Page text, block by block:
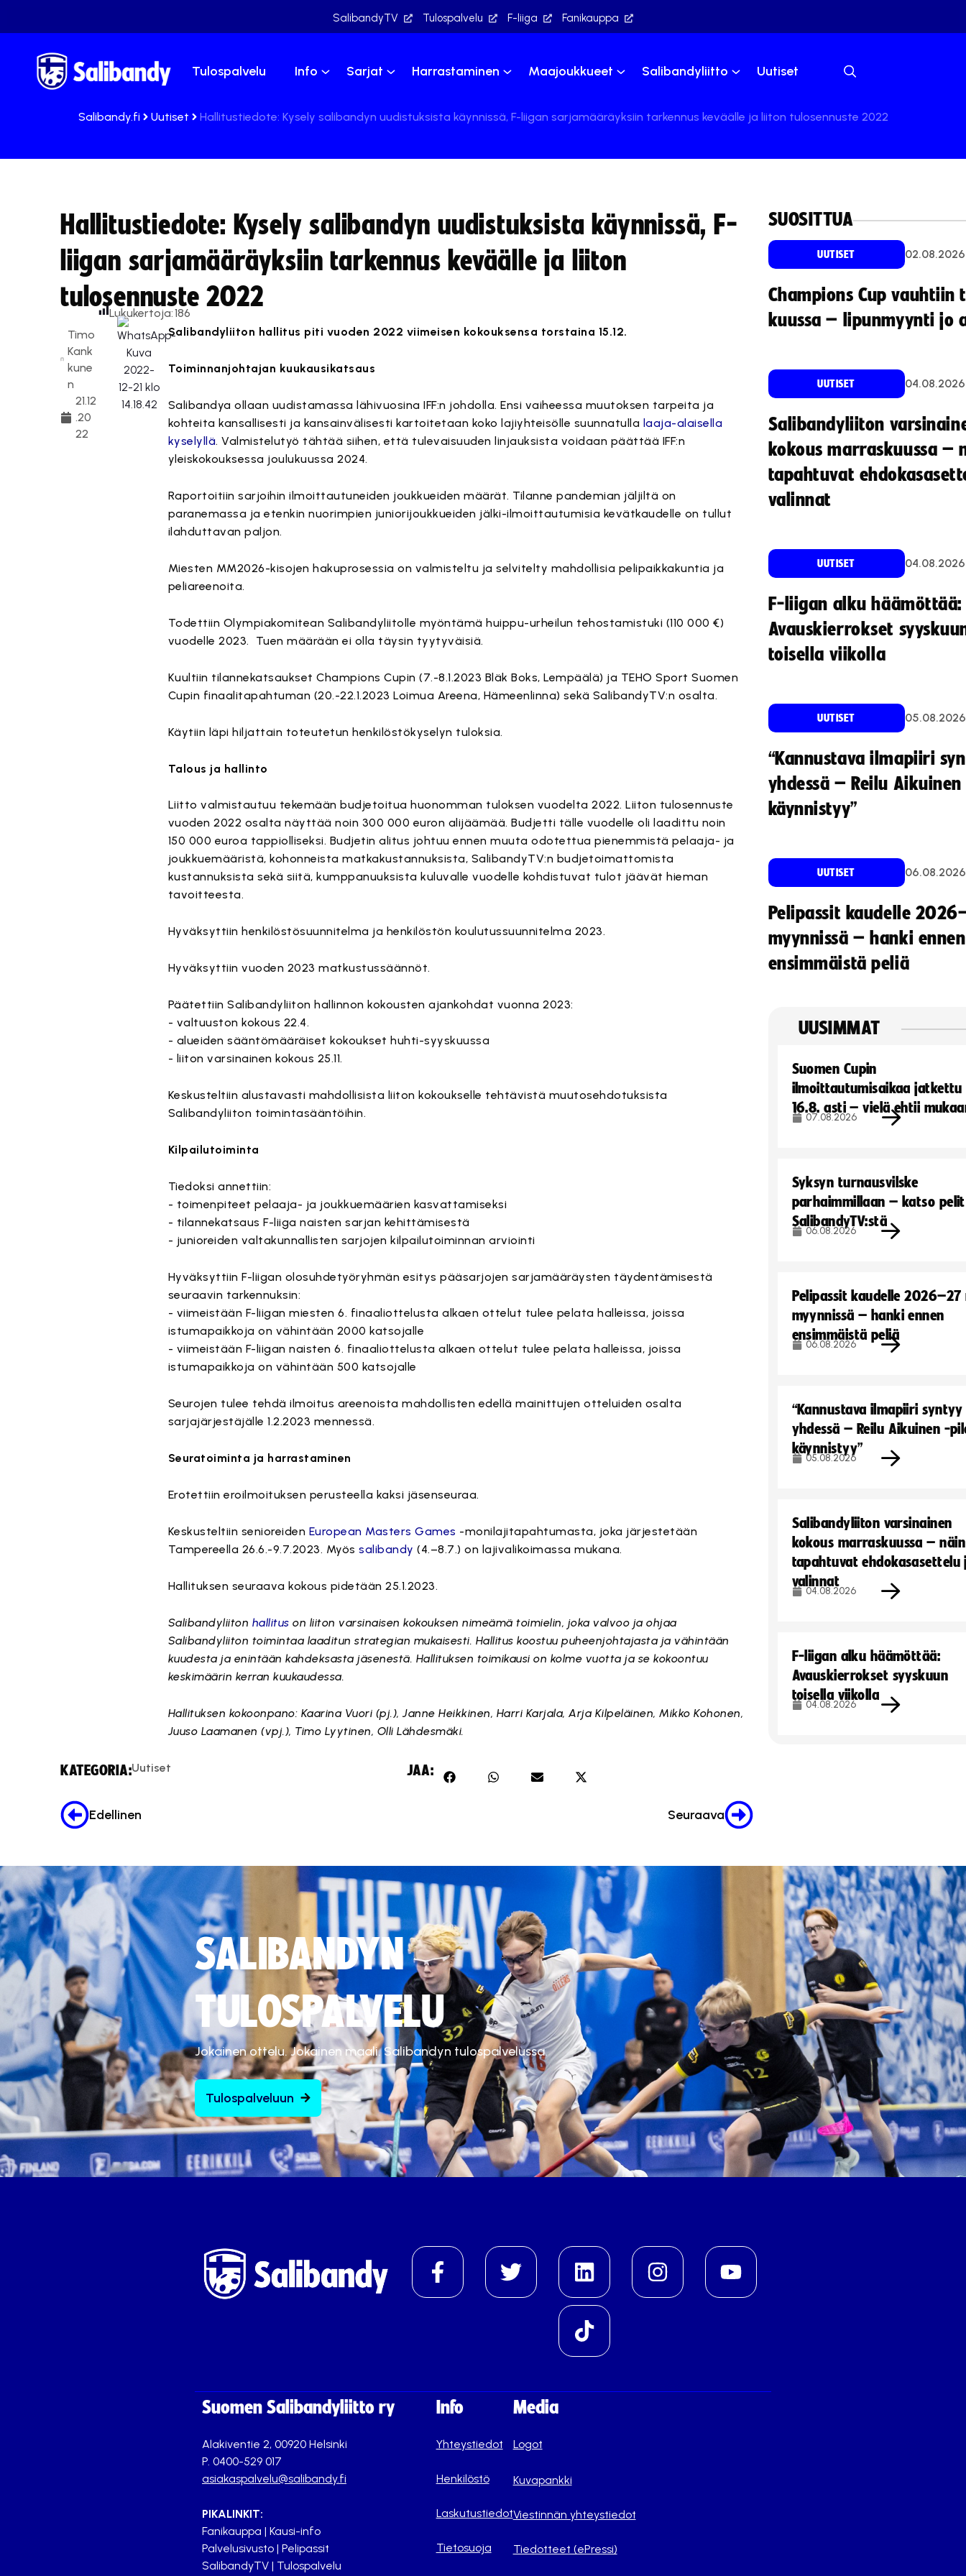
SalibandyTV Tulospalvelu F-liiga Fanikauppa
Tulospalvelu Info Sarjat Harrastaminen Maajoukkueet Salibandyliitto Uutiset
Salibandy.fi Uutiset Hallitustiedote: Kysely salibandyn uudistuksista käynnissä, F-liigan sarjamääräyksiin tarkennus keväälle ja liiton tulosennuste 2022
Hallitustiedote: Kysely salibandyn uudistuksista käynnissä, F-
liigan sarjamääräyksiin tarkennus keväälle ja liiton
tulosennuste 2022
Timo
Kank
kune
n
21.12
.20
22
Lukukertoja:186
Salibandyliiton hallitus piti vuoden 2022 viimeisen kokouksensa torstaina 15.12.
Toiminnanjohtajan kuukausikatsaus
Salibandya ollaan uudistamassa lähivuosina IFF:n johdolla. Ensi vaiheessa muutoksen tarpeita ja
kohteita kansallisesti ja kansainvälisesti kartoitetaan koko lajiyhteisölle suunnatulla laaja-alaisella
kyselyllä. Valmistelutyö tähtää siihen, että tulevaisuuden linjauksista voidaan päättää IFF:n
yleiskokouksessa joulukuussa 2024.
Raportoitiin sarjoihin ilmoittautuneiden joukkueiden määrät. Tilanne pandemian jäljiltä on
paranemassa ja etenkin nuorimpien juniorijoukkueiden jälki-ilmoittautumisia kevätkaudelle on tullut
ilahduttavan paljon.
Miesten MM2026-kisojen hakuprosessia on valmisteltu ja selvitelty mahdollisia pelipaikkakuntia ja
peliareenoita.
Todettiin Olympiakomitean Salibandyliitolle myöntämä huippu-urheilun tehostamistuki (110 000 €)
vuodelle 2023. Tuen määrään ei olla täysin tyytyväisiä.
Kuultiin tilannekatsaukset Champions Cupin (7.-8.1.2023 Bläk Boks, Lempäälä) ja TEHO Sport Suomen
Cupin finaalitapahtuman (20.-22.1.2023 Loimua Areena, Hämeenlinna) sekä SalibandyTV:n osalta.
Käytiin läpi hiljattain toteutetun henkilöstökyselyn tuloksia.
Talous ja hallinto
Liitto valmistautuu tekemään budjetoitua huonomman tuloksen vuodelta 2022. Liiton tulosennuste
vuoden 2022 osalta näyttää noin 300 000 euron alijäämää. Budjetti tälle vuodelle oli laadittu noin
150 000 euroa tappiolliseksi. Budjetin alitus johtuu ennen muuta odotettua pienemmistä pelaaja- ja
joukkuemääristä, kohonneista matkakustannuksista, SalibandyTV:n budjetoimattomista
kustannuksista sekä siitä, kumppanuuksista kuluvalle vuodelle kohdistuvat tulot jäävät hieman
tavoitteesta.
Hyväksyttiin henkilöstösuunnitelma ja henkilöstön koulutussuunnitelma 2023.
Hyväksyttiin vuoden 2023 matkustussäännöt.
Päätettiin Salibandyliiton hallinnon kokousten ajankohdat vuonna 2023:
- valtuuston kokous 22.4.
- alueiden sääntömääräiset kokoukset huhti-syyskuussa
- liiton varsinainen kokous 25.11.
Keskusteltiin alustavasti mahdollisista liiton kokoukselle tehtävistä muutosehdotuksista
Salibandyliiton toimintasääntöihin.
Kilpailutoiminta
Tiedoksi annettiin:
- toimenpiteet pelaaja- ja joukkuemäärien kasvattamiseksi
- tilannekatsaus F-liiga naisten sarjan kehittämisestä
- junioreiden valtakunnallisten sarjojen kilpailutoiminnan arviointi
Hyväksyttiin F-liigan olosuhdetyöryhmän esitys pääsarjojen sarjamääräysten täydentämisestä
seuraavin tarkennuksin:
- viimeistään F-liigan miesten 6. finaaliottelusta alkaen ottelut tulee pelata halleissa, joissa
istumapaikkoja on vähintään 2000 katsojalle
- viimeistään F-liigan naisten 6. finaaliottelusta alkaen ottelut tulee pelata halleissa, joissa
istumapaikkoja on vähintään 500 katsojalle
Seurojen tulee tehdä ilmoitus areenoista mahdollisten edellä mainittujen otteluiden osalta
sarjajärjestäjälle 1.2.2023 mennessä.
Seuratoiminta ja harrastaminen
Erotettiin eroilmoituksen perusteella kaksi jäsenseuraa.
Keskusteltiin senioreiden European Masters Games -monilajitapahtumasta, joka järjestetään
Tampereella 26.6.-9.7.2023. Myössalibandy (4.–8.7.) on lajivalikoimassa mukana.
Hallituksen seuraava kokous pidetään 25.1.2023.
Salibandyliiton hallitus on liiton varsinaisen kokouksen nimeämä toimielin, joka valvoo ja ohjaa
Salibandyliiton toimintaa laaditun strategian mukaisesti. Hallitus koostuu puheenjohtajasta ja vähintään
kuudesta ja enintään kahdeksasta jäsenestä. Hallituksen toimikausi on kolme vuotta ja se kokoontuu
keskimäärin kerran kuukaudessa.
Hallituksen kokoonpano: Kaarina Vuori (pj.), Janne Heikkinen, Harri Karjala, Arja Kilpeläinen, Mikko Kohonen,
Juuso Laamanen (vpj.), Timo Lyytinen, Olli Lähdesmäki.
KATEGORIA:Uutiset JAA:
Edellinen Seuraava
SUOSITTUA
UUTISET 02.08.2026
Champions Cup vauhtiin
kuussa – lipunmyynti jo
UUTISET 04.08.2026
Salibandyliiton
kokous marraskuussa –
tapahtuvat
valinnat
UUTISET 04.08.2026
F-liigan alku häämöttää:
Avauskierrokset
toisella viikolla
UUTISET 05.08.2026
“Kannustava ilmapiiri
yhdessä – Reilu
käynnistyy”
UUTISET 06.08.2026
Pelipassit kaudelle
myynnissä – hanki ennen
ensimmäistä peliä
UUSIMMAT
Suomen Cupin
ilmoittautumisaikaa jatkettu
16.8. asti – vielä ehtii
07.08.2026
Syksyn turnausvilske
parhaimmillaan – katso pelit
SalibandyTV:stä
06.08.2026
Pelipassit kaudelle
myynnissä – hanki ennen
ensimmäistä peliä
06.08.2026
“Kannustava ilmapiiri syntyy
yhdessä – Reilu Aikuinen -
käynnistyy”
05.08.2026
Salibandyliiton varsinainen
kokous marraskuussa – näin
tapahtuvat ehdokasasettelu
valinnat
04.08.2026
F-liigan alku häämöttää:
Avauskierrokset syyskuun
toisella viikolla
04.08.2026
SALIBANDYN
TULOSPALVELU
Jokainen ottelu. Jokainen maali. Salibandyn tulospalvelussa.
Tulospalveluun
Suomen Salibandyliitto ry
Alakiventie 2, 00920 Helsinki
P. 0400-529 017
asiakaspalvelu@salibandy.fi
PIKALINKIT:
Fanikauppa | Kausi-info
Palvelusivusto | Pelipassit
SalibandyTV | Tulospalvelu
Info
Yhteystiedot
Henkilöstö
Laskutustiedot
Tietosuoja
Media
Logot
Kuvapankki
Viestinnän yhteystiedot
Tiedotteet (ePressi)